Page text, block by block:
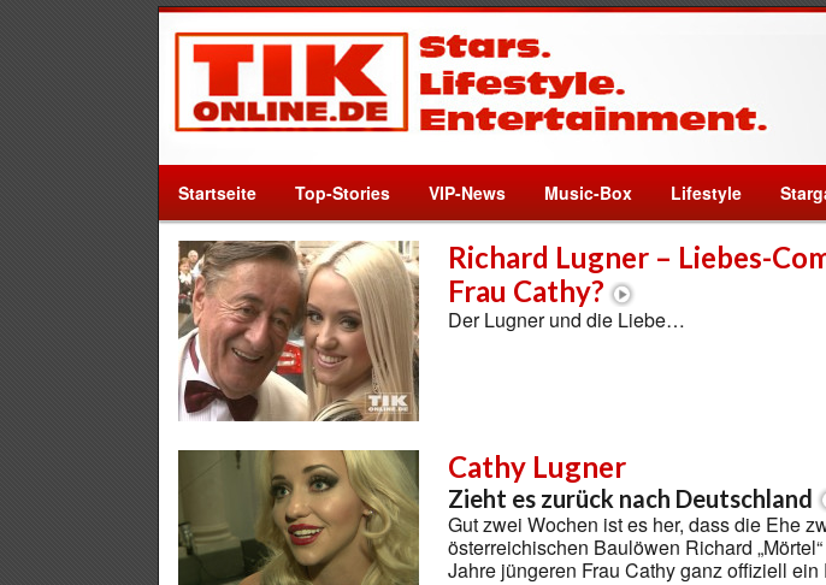
Startseite Top-Stories VIP-News Music-Box Lifestyle
Richard Lugner – Liebes-
Frau Cathy?
Der Lugner und die Liebe…
Cathy Lugner
Zieht es zurück nach Deutschland
Gut zwei Wochen ist es her, dass die Ehe
österreichischen Baulöwen Richard
Jahre jüngeren Frau Cathy ganz offiziell